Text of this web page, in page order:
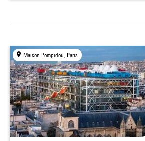
Maison Pompidou, Paris